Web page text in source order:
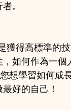
。
獲得高標準的
如何作為一
想學習如何
好的自己！